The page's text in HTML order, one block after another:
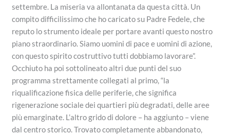
settembre. La miseria va allontanata da questa città. Un
compito difficilissimo che ho caricato su Padre Fedele, che
reputo lo strumento ideale per portare avanti questo nostro
piano straordinario. Siamo uomini di pace e uomini di azione,
con questo spirito costruttivo tutti dobbiamo lavorare”.
Occhiuto ha poi sottolineato altri due punti del suo
programma strettamente collegati al primo, “la
riqualificazione fisica delle periferie, che significa
rigenerazione sociale dei quartieri più degradati, delle aree
più emarginate. L’altro grido di dolore – ha aggiunto – viene
dal centro storico. Trovato completamente abbandonato,